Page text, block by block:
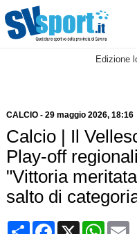
Edizione
CALCIO- 29 maggio 2026, 18:16
Calcio | Il
Play-off
"Vittoria
salto di
CondividiFacebook
X